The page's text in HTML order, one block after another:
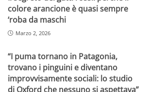
colore arancione è quasi sempre
‘roba da maschi
Marzo 2, 2026
“I puma tornano in Patagonia,
trovano i pinguini e diventano
improvvisamente sociali: lo studio
di Oxford che nessuno si aspettava”